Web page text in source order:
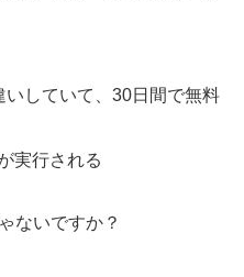
していて、30日間で無料
実行される
ないですか？